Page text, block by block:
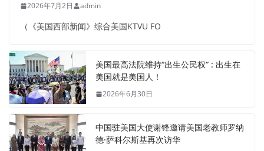
2026年7月2日 admin
（《美国西部新闻》综合美国KTVU FO
美国最高法院维持“出生公民权” : 出生在
美国就是美国人！
2026年6月30日
中国驻美国大使谢锋邀请美国老教师罗纳
德·萨科尔斯基再次访华